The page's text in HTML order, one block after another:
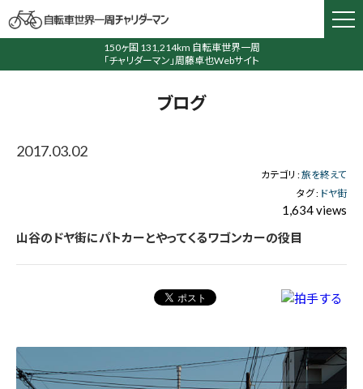
150ヶ国 131,214km 自転車世界一周
「チャリダーマン」周藤卓也Webサイト
ブログ
2017.03.02
カテゴリ :旅を終えて
タグ : ドヤ街
1,634 views
山谷のドヤ街にパトカーとやってくるワゴンカーの役目